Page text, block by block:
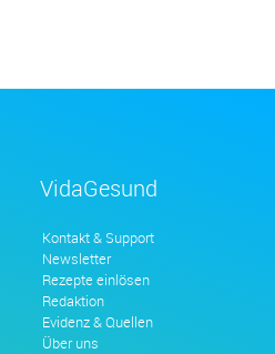
VidaGesund
Kontakt & Support
Newsletter
Rezepte einlösen
Redaktion
Evidenz & Quellen
Über uns